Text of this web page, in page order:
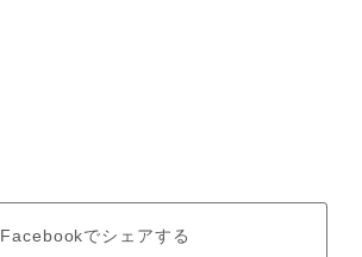
Facebookでシェアする